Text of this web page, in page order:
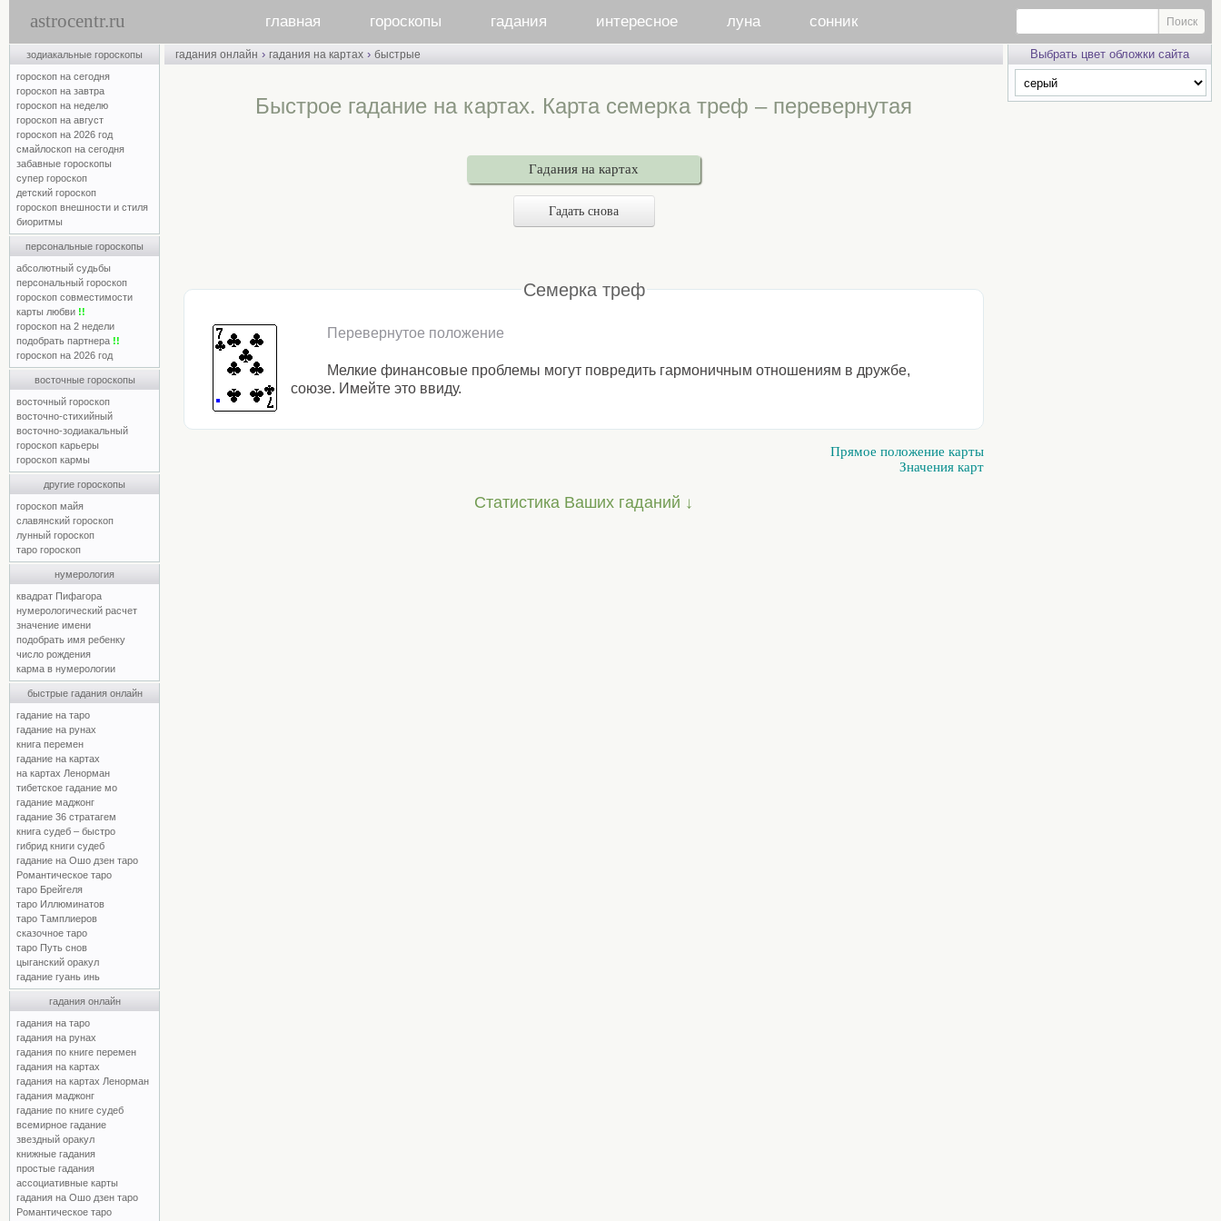
astrocentr.ru главная гороскопы гадания интересное луна сонник
зодиакальные гороскопы
гороскоп на сегодня
гороскоп на завтра
гороскоп на неделю
гороскоп на август
гороскоп на 2026 год
смайлоскоп на сегодня
забавные гороскопы
супер гороскоп
детский гороскоп
гороскоп внешности и стиля
биоритмы
персональные гороскопы
абсолютный судьбы
персональный гороскоп
гороскоп совместимости
карты любви !!
гороскоп на 2 недели
подобрать партнера !!
гороскоп на 2026 год
восточные гороскопы
восточный гороскоп
восточно-стихийный
восточно-зодиакальный
гороскоп карьеры
гороскоп кармы
другие гороскопы
гороскоп майя
славянский гороскоп
лунный гороскоп
таро гороскоп
нумерология
квадрат Пифагора
нумерологический расчет
значение имени
подобрать имя ребенку
число рождения
карма в нумерологии
быстрые гадания онлайн
гадание на таро
гадание на рунах
книга перемен
гадание на картах
на картах Ленорман
тибетское гадание мо
гадание маджонг
гадание 36 стратагем
книга судеб – быстро
гибрид книги судеб
гадание на Ошо дзен таро
Романтическое таро
таро Брейгеля
таро Иллюминатов
таро Тамплиеров
сказочное таро
таро Путь снов
цыганский оракул
гадание гуань инь
гадания онлайн
гадания на таро
гадания на рунах
гадания по книге перемен
гадания на картах
гадания на картах Ленорман
гадания маджонг
гадание по книге судеб
всемирное гадание
звездный оракул
книжные гадания
простые гадания
ассоциативные карты
гадания на Ошо дзен таро
Романтическое таро
гадания онлайн › гадания на картах › быстрые
Быстрое гадание на картах. Карта семерка треф – перевернутая
Гадания на картах
Гадать снова
Семерка треф
Перевернутое положение
Мелкие финансовые проблемы могут повредить гармоничным отношениям в дружбе,
союзе. Имейте это ввиду.
Прямое положение карты
Значения карт
Статистика Ваших гаданий ↓
Выбрать цвет обложки сайта